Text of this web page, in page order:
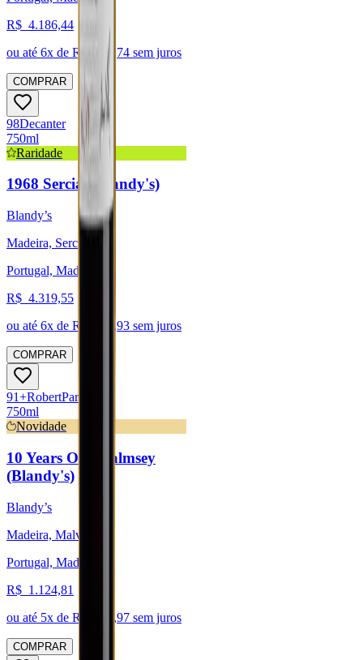
R$ 4.186,44
ou até 6x de R$ 697,74 sem juros
COMPRAR
98Decanter
750ml
Raridade
1968 Sercial (Blandy's)
Blandy’s
Madeira, Sercial
Portugal, Madeira
R$ 4.319,55
ou até 6x de R$ 719,93 sem juros
COMPRAR
91+RobertParker
750ml
Novidade
10 Years Old Malmsey
(Blandy's)
Blandy’s
Madeira, Malvasia
Portugal, Madeira
R$ 1.124,81
ou até 5x de R$ 224,97 sem juros
COMPRAR